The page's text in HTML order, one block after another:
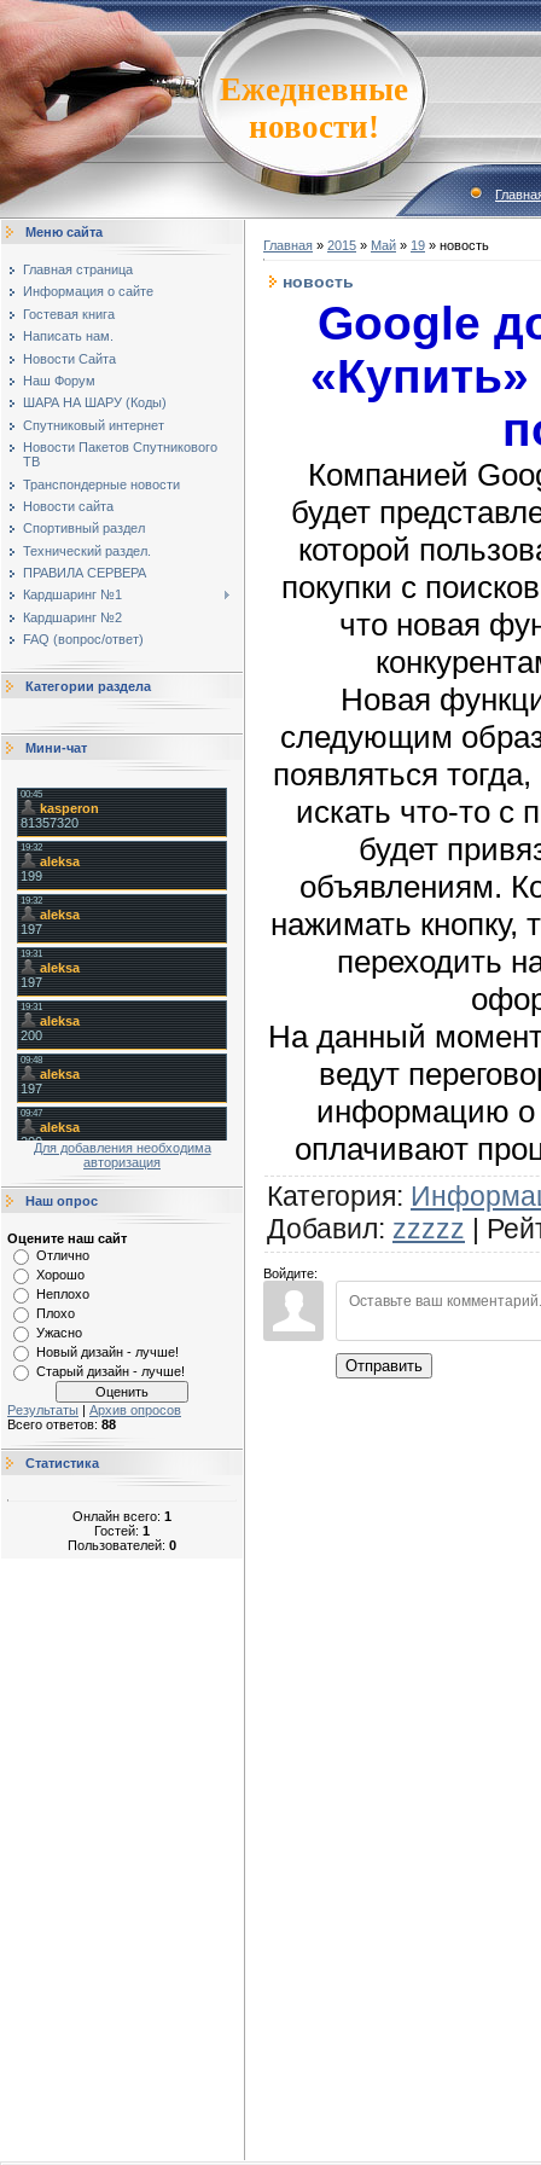
Ежедневные
новости!
Меню сайта
Главная страница
Информация о сайте
Гостевая книга
Написать нам.
Новости Сайта
Наш Форум
ШАРА НА ШАРУ (Коды)
Спутниковый интернет
Новости Пакетов Спутникового
ТВ
Транспондерные новости
Новости сайта
Спортивный раздел
Технический раздел.
ПРАВИЛА СЕРВЕРА
Кардшаринг №1
Кардшаринг №2
FAQ (вопрос/ответ)
Категории раздела
Мини-чат
Для добавления необходима
авторизация
Наш опрос
Оцените наш сайт
Отлично
Хорошо
Неплохо
Плохо
Ужасно
Новый дизайн - лучше!
Старый дизайн - лучше!
Результаты | Архив опросов
Всего ответов: 88
Статистика
Онлайн всего: 1
Гостей: 1
Пользователей: 0
Главная » 2015 » Май » 19 » новость
новость
Google
«Купить»
Компанией
будет
которой
покупки с
что новая
Новая
следующим
появляться
искать что-то
будет
объявлениям.
нажимать кнопку,
переходить
На данный
ведут
информацию о
оплачивают
Категория:
Добавил: zzzzz |
Войдите:
Отправить